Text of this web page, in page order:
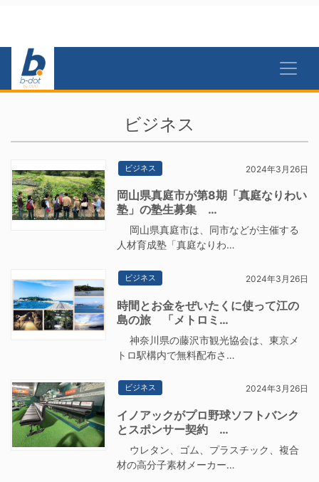
ビジネス
ビジネス 2024年3月26日
岡山県真庭市が第8期「真庭なりわい
塾」の塾生募集 …
岡山県真庭市は、同市などが主催する
人材育成塾「真庭なりわ…
ビジネス 2024年3月26日
時間とお金をぜいたくに使って江の
島の旅 「メトロミ…
神奈川県の藤沢市観光協会は、東京メ
トロ駅構内で無料配布さ…
ビジネス 2024年3月26日
イノアックがプロ野球ソフトバンク
とスポンサー契約 …
ウレタン、ゴム、プラスチック、複合
材の高分子素材メーカー…